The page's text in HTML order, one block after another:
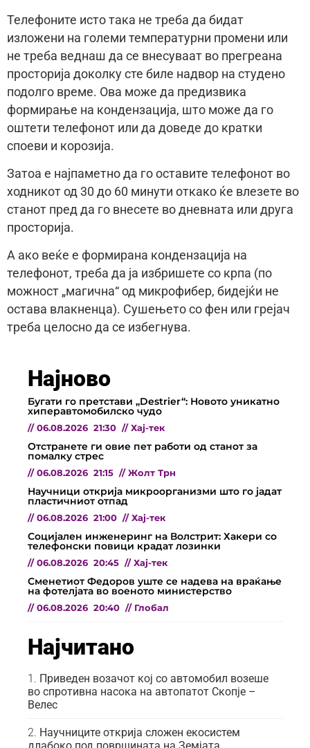
Телефоните исто така не треба да бидат
изложени на големи температурни промени или
не треба веднаш да се внесуваат во прегреана
просторија доколку сте биле надвор на студено
подолго време. Ова може да предизвика
формирање на кондензација, што може да го
оштети телефонот или да доведе до кратки
споеви и корозија.
Затоа е најпаметно да го оставите телефонот во
ходникот од 30 до 60 минути откако ќе влезете во
станот пред да го внесете во дневната или друга
просторија.
А ако веќе е формирана кондензација на
телефонот, треба да ја избришете со крпа (по
можност „магична“ од микрофибер, бидејќи не
остава влакненца). Сушењето со фен или грејач
треба целосно да се избегнува.
Најново
Бугати го претстави „Destrier“: Новото уникатно
хиперавтомобилско чудо
// 06.08.2026 21:30 // Хај-тек
Отстранете ги овие пет работи од станот за
помалку стрес
// 06.08.2026 21:15 // Жолт Трн
Научници открија микроорганизми што го јадат
пластичниот отпад
// 06.08.2026 21:00 // Хај-тек
Социјален инженеринг на Волстрит: Хакери со
телефонски повици крадат лозинки
// 06.08.2026 20:45 // Хај-тек
Сменетиот Федоров уште се надева на враќање
на фотелјата во военото министерство
// 06.08.2026 20:40 // Глобал
Најчитано
Приведен возачот кој со автомобил возеше
во спротивна насока на автопатот Скопје –
Велес
Научниците открија сложен екосистем